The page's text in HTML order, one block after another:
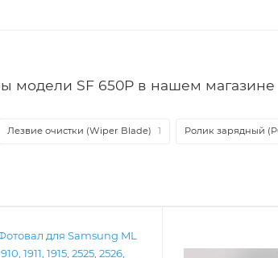
модели SF 650P в нашем магазине
Лезвие очистки (Wiper Blade) 1 Ролик зарядный